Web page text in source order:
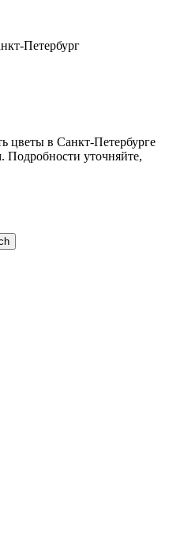
Петербург
цветы в Санкт-Петербурге
Подробности уточняйте,